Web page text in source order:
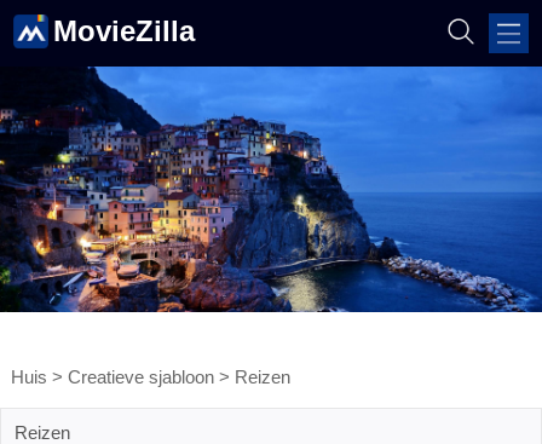
MovieZilla
Huis > Creatieve sjabloon> Reizen
Reizen